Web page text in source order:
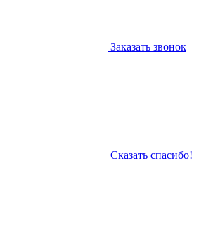
Заказать звонок
Сказать спасибо!